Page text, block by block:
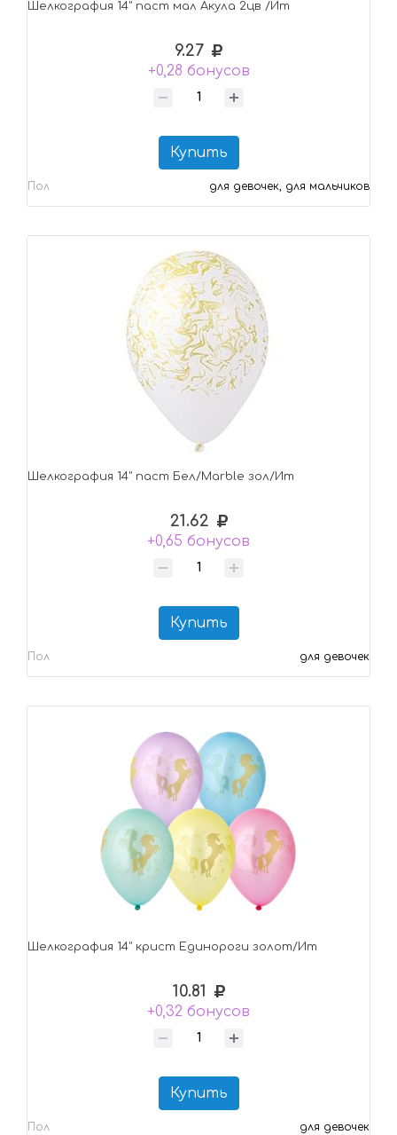
Шелкография 14" паст мал Акула 2цв /Ит
9.27
+0,28 бонусов
Купить
Пол для девочек, для мальчиков
Шелкография 14" паст Бел/Marble зол/Ит
21.62
+0,65 бонусов
Купить
Пол для девочек
Шелкография 14" крист Единороги золот/Ит
10.81
+0,32 бонусов
Купить
Пол для девочек